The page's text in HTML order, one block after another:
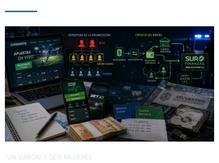
UN VARÓN Y SEIS MUJERES